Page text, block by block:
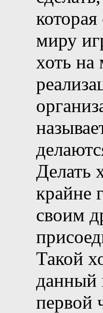
миру
хоть на
Делать
крайне
своим
Такой
данный
первой